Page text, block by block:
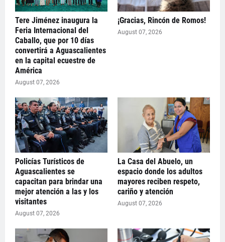
Tere Jiménez inaugura la
Feria Internacional del
Caballo, que por 10 días
convertirá a Aguascalientes
en la capital ecuestre de
América
August 07, 2026
¡Gracias, Rincón de Romos!
August 07, 2026
Policías Turísticos de
Aguascalientes se
capacitan para brindar una
mejor atención a las y los
visitantes
August 07, 2026
La Casa del Abuelo, un
espacio donde los adultos
mayores reciben respeto,
cariño y atención
August 07, 2026